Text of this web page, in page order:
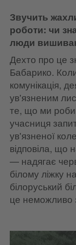
Звучить
роботи: чи
люди
Дехто про це
Бабарико.
комунікація,
ув'язненим
те, що ми
учасниця
ув'язненої
відповіла, що
— надягає
білому ліжку
білоруський
це неможливо